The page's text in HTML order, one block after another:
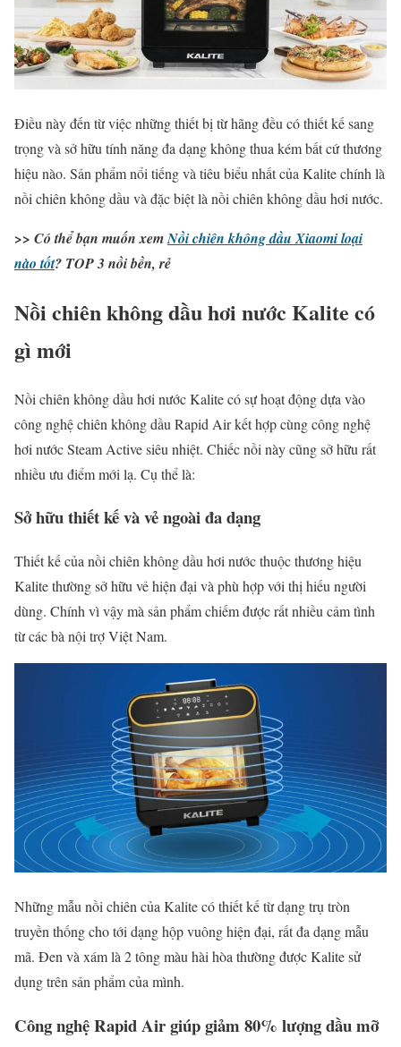
Điều này đến từ việc những thiết bị từ hãng đều có thiết kế sang
trọng và sở hữu tính năng đa dạng không thua kém bất cứ thương
hiệu nào. Sản phẩm nổi tiếng và tiêu biểu nhất của Kalite chính là
nồi chiên không dầu và đặc biệt là nồi chiên không dầu hơi nước.
>> Có thể bạn muốn xemNồi chiên không dầu Xiaomi loại
nào tốt? TOP 3 nồi bền, rẻ
Nồi chiên không dầu hơi nước Kalite có
gì mới
Nồi chiên không dầu hơi nước Kalite có sự hoạt động dựa vào
công nghệ chiên không dầu Rapid Air kết hợp cùng công nghệ
hơi nước Steam Active siêu nhiệt. Chiếc nồi này cũng sở hữu rất
nhiều ưu điểm mới lạ. Cụ thể là:
Sở hữu thiết kế và vẻ ngoài đa dạng
Thiết kế của nồi chiên không dầu hơi nước thuộc thương hiệu
Kalite thường sở hữu vẻ hiện đại và phù hợp với thị hiếu người
dùng. Chính vì vậy mà sản phẩm chiếm được rất nhiều cảm tình
từ các bà nội trợ Việt Nam.
Những mẫu nồi chiên của Kalite có thiết kế từ dạng trụ tròn
truyền thống cho tới dạng hộp vuông hiện đại, rất đa dạng mẫu
mã. Đen và xám là 2 tông màu hài hòa thường được Kalite sử
dụng trên sản phẩm của mình.
Công nghệ Rapid Air giúp giảm 80% lượng dầu mỡ